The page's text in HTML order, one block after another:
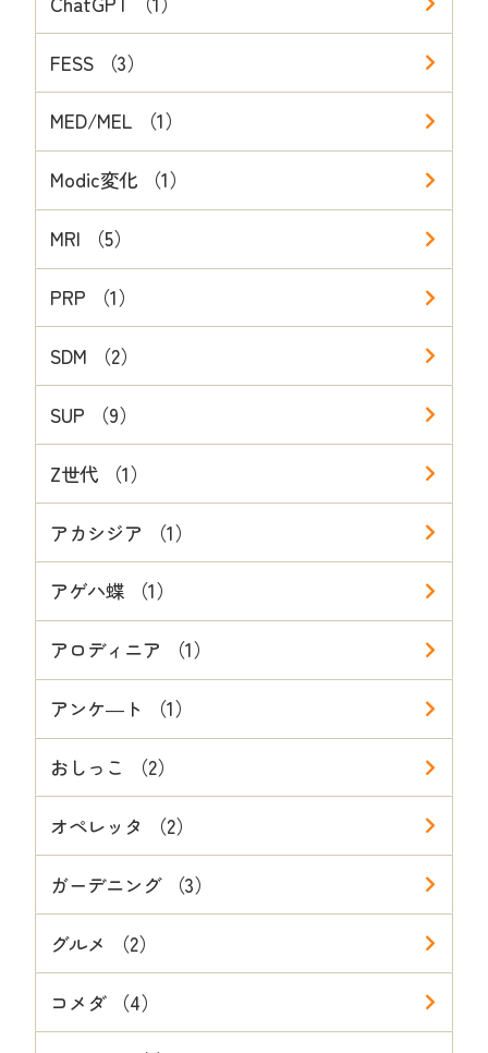
FESS （3）
MED/MEL （1）
Modic変化 （1）
MRI （5）
PRP （1）
SDM （2）
SUP （9）
Z世代 （1）
アカシジア （1）
アゲハ蝶 （1）
アロディニア （1）
アンケ―ト （1）
おしっこ （2）
オペレッタ （2）
ガーデニング （3）
グルメ （2）
コメダ （4）